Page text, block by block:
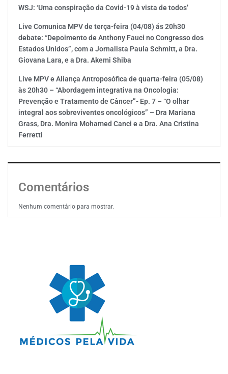
WSJ: ‘Uma conspiração da Covid-19 à vista de todos’
Live Comunica MPV de terça-feira (04/08) ás 20h30
debate: “Depoimento de Anthony Fauci no Congresso dos
Estados Unidos”, com a Jornalista Paula Schmitt, a Dra.
Giovana Lara, e a Dra. Akemi Shiba
Live MPV e Aliança Antroposófica de quarta-feira (05/08)
às 20h30 – “Abordagem integrativa na Oncologia:
Prevenção e Tratamento de Câncer”- Ep. 7 – “O olhar
integral aos sobreviventes oncológicos” – Dra Mariana
Grass, Dra. Monira Mohamed Canci e a Dra. Ana Cristina
Ferretti
Comentários
Nenhum comentário para mostrar.